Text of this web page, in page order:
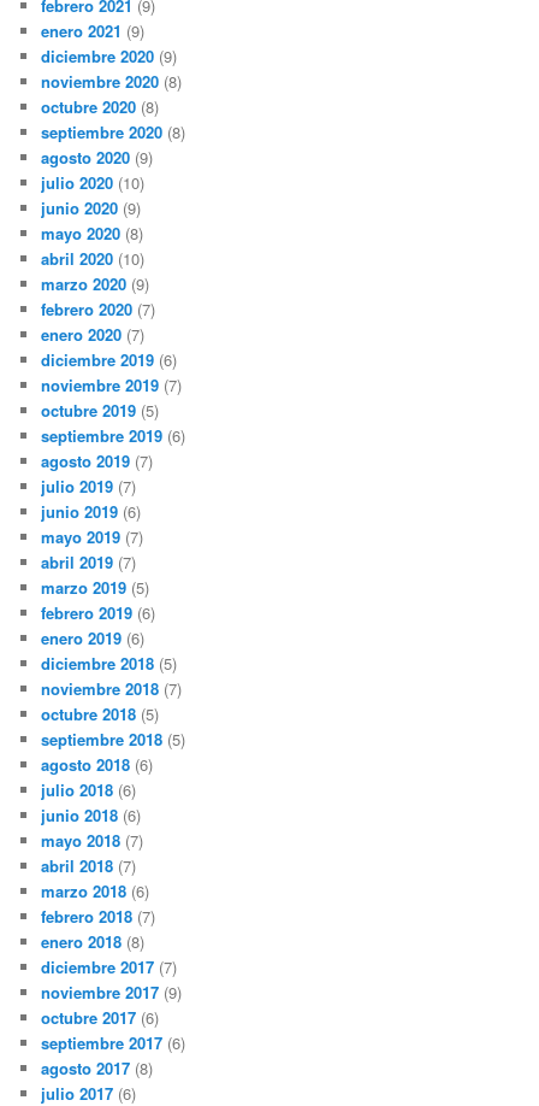
febrero 2021 (9)
enero 2021 (9)
diciembre 2020 (9)
noviembre 2020 (8)
octubre 2020 (8)
septiembre 2020 (8)
agosto 2020 (9)
julio 2020 (10)
junio 2020 (9)
mayo 2020 (8)
abril 2020 (10)
marzo 2020 (9)
febrero 2020 (7)
enero 2020 (7)
diciembre 2019 (6)
noviembre 2019 (7)
octubre 2019 (5)
septiembre 2019 (6)
agosto 2019 (7)
julio 2019 (7)
junio 2019 (6)
mayo 2019 (7)
abril 2019 (7)
marzo 2019 (5)
febrero 2019 (6)
enero 2019 (6)
diciembre 2018 (5)
noviembre 2018 (7)
octubre 2018 (5)
septiembre 2018 (5)
agosto 2018 (6)
julio 2018 (6)
junio 2018 (6)
mayo 2018 (7)
abril 2018 (7)
marzo 2018 (6)
febrero 2018 (7)
enero 2018 (8)
diciembre 2017 (7)
noviembre 2017 (9)
octubre 2017 (6)
septiembre 2017 (6)
agosto 2017 (8)
julio 2017 (6)